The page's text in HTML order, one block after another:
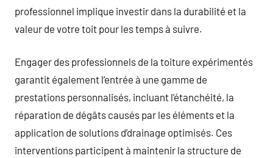
professionnel implique investir dans la durabilité et la
valeur de votre toit pour les temps à suivre.
Engager des professionnels de la toiture expérimentés
garantit également l’entrée à une gamme de
prestations personnalisés, incluant l’étanchéité, la
réparation de dégâts causés par les éléments et la
application de solutions d’drainage optimisés. Ces
interventions participent à maintenir la structure de